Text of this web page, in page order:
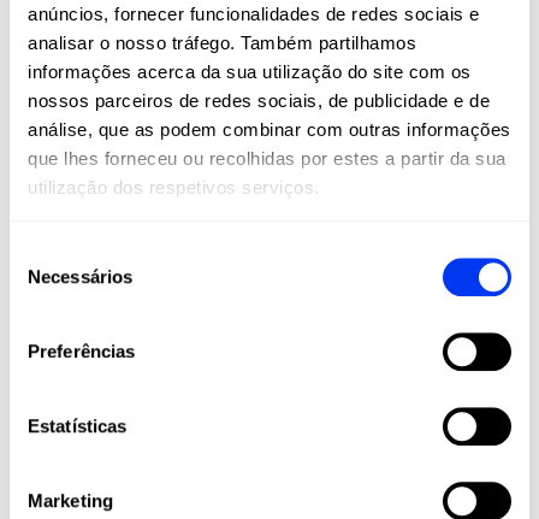
anúncios, fornecer funcionalidades de redes sociais e
analisar o nosso tráfego. Também partilhamos
informações acerca da sua utilização do site com os
nossos parceiros de redes sociais, de publicidade e de
análise, que as podem combinar com outras informações
que lhes forneceu ou recolhidas por estes a partir da sua
utilização dos respetivos serviços.
Necessários
Preferências
Estatísticas
Marketing
O padel e o pickleball não são apenas esportes:
são um estilo de vida. Na All For Padel, levamos
estes esportes a todos os cantos do mundo,
oferecendo produtos adidas de alta qualidade
que combinam inovação, desempenho e estilo.
Raquetes, palas, calçado, roupa e acessórios
projetados para maximizar o seu jogo e
qualidade que apenas a adidas pode oferecer.